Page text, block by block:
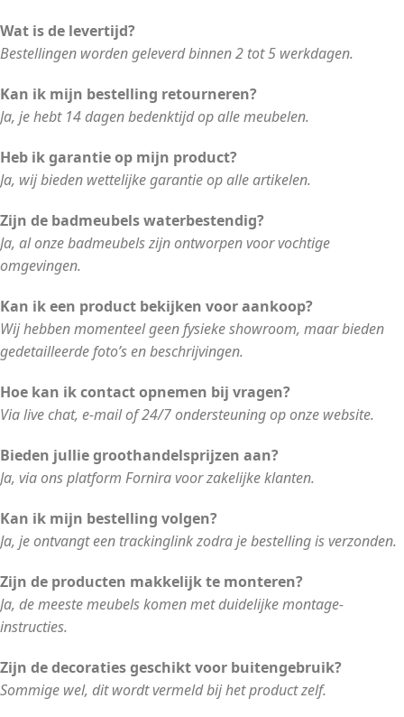
Wat is de levertijd?
Bestellingen worden geleverd binnen 2 tot 5 werkdagen.
Kan ik mijn bestelling retourneren?
Ja, je hebt 14 dagen bedenktijd op alle meubelen.
Heb ik garantie op mijn product?
Ja, wij bieden wettelijke garantie op alle artikelen.
Zijn de badmeubels waterbestendig?
Ja, al onze badmeubels zijn ontworpen voor vochtige
omgevingen.
Kan ik een product bekijken voor aankoop?
Wij hebben momenteel geen fysieke showroom, maar bieden
gedetailleerde foto’s en beschrijvingen.
Hoe kan ik contact opnemen bij vragen?
Via live chat, e-mail of 24/7 ondersteuning op onze website.
Bieden jullie groothandelsprijzen aan?
Ja, via ons platform Fornira voor zakelijke klanten.
Kan ik mijn bestelling volgen?
Ja, je ontvangt een trackinglink zodra je bestelling is verzonden.
Zijn de producten makkelijk te monteren?
Ja, de meeste meubels komen met duidelijke montage-
instructies.
Zijn de decoraties geschikt voor buitengebruik?
Sommige wel, dit wordt vermeld bij het product zelf.